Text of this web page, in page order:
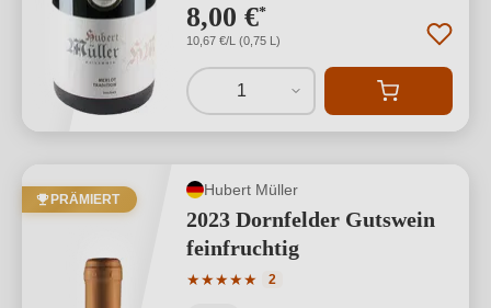
8,00 €*
10,67 €/L (0,75 L)
1
PRÄMIERT
Hubert Müller
2023 Dornfelder Gutswein
feinfruchtig
★★★★★
Durchschnittliche Bewertung von 5
2